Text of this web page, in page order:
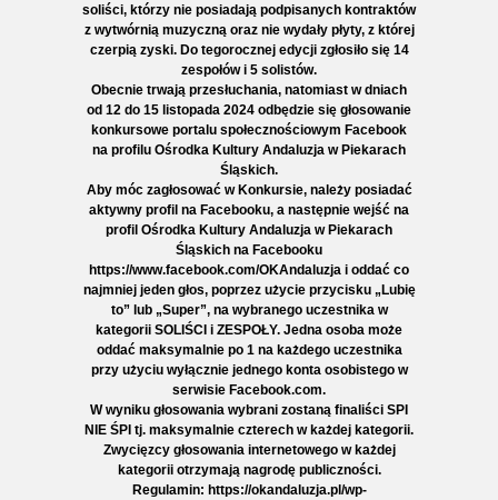
soliści, którzy nie posiadają podpisanych kontraktów
z wytwórnią muzyczną oraz nie wydały płyty, z której
czerpią zyski. Do tegorocznej edycji zgłosiło się 14
zespołów i 5 solistów.
Obecnie trwają przesłuchania, natomiast w dniach
od 12 do 15 listopada 2024 odbędzie się głosowanie
konkursowe portalu społecznościowym Facebook
na profilu Ośrodka Kultury Andaluzja w Piekarach
Śląskich.
Aby móc zagłosować w Konkursie, należy posiadać
aktywny profil na Facebooku, a następnie wejść na
profil Ośrodka Kultury Andaluzja w Piekarach
Śląskich na Facebooku
https://www.facebook.com/OKAndaluzja i oddać co
najmniej jeden głos, poprzez użycie przycisku „Lubię
to” lub „Super”, na wybranego uczestnika w
kategorii SOLIŚCI i ZESPOŁY. Jedna osoba może
oddać maksymalnie po 1 na każdego uczestnika
przy użyciu wyłącznie jednego konta osobistego w
serwisie Facebook.com.
W wyniku głosowania wybrani zostaną finaliści SPI
NIE ŚPI tj. maksymalnie czterech w każdej kategorii.
Zwycięzcy głosowania internetowego w każdej
kategorii otrzymają nagrodę publiczności.
Regulamin: https://okandaluzja.pl/wp-